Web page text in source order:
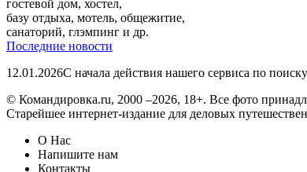
гостевой дом, хостел,
базу отдыха, мотель, общежитие,
санаторий, глэмпинг и др.
Последние новости
12.01.2026С начала действия нашего сервиса по
© Командировка.ru, 2000 –2026, 18+. Все фото
Старейшее интернет-издание для деловых
О Нас
Напишите нам
Контакты